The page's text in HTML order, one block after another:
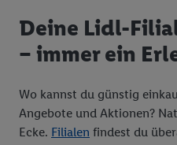
Deine Lidl-
– immer ein
Wo kannst du günstig
Angebote und Aktionen?
Ecke. Filialen findest du
Messung der
zur Auswahl personalisierter